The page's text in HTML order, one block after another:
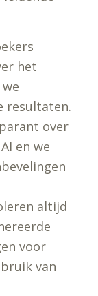
het
resultaten.
over
en we
altijd
voor
van